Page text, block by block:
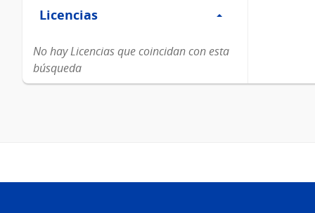
Licencias
Licencias
No hay Licencias que coincidan con esta
búsqueda